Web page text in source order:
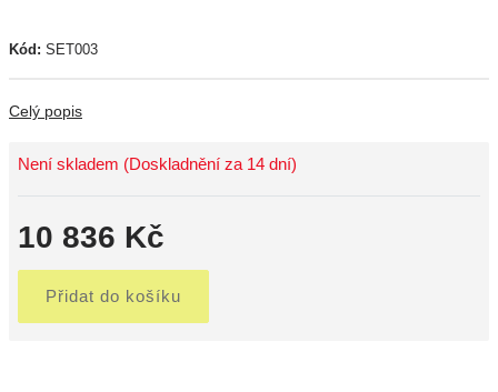
Kód: SET003
Celý popis
Není skladem (Doskladnění za 14 dní)
10 836 Kč
Přidat do košíku